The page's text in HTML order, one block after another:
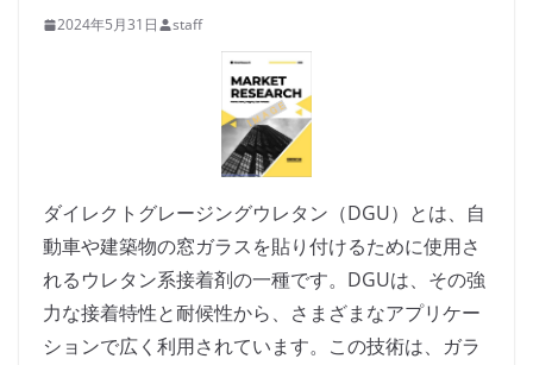
2024年5月31日 staff
ダイレクトグレージングウレタン（DGU）とは、自
動車や建築物の窓ガラスを貼り付けるために使用さ
れるウレタン系接着剤の一種です。DGUは、その強
力な接着特性と耐候性から、さまざまなアプリケー
ションで広く利用されています。この技術は、ガラ